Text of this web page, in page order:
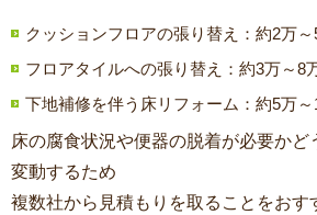
クッションフロアの張り替え：約2万～
フロアタイルへの張り替え：約3万～8
下地補修を伴う床リフォーム：約5万～
床の腐食状況や便器の脱着が必要かど
変動するため
複数社から見積もりを取ることをおす